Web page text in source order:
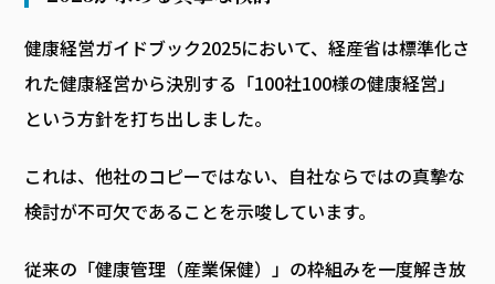
健康経営ガイドブック2025において、経産省は標準化さ
れた健康経営から決別する「100社100様の健康経営」
という方針を打ち出しました。
これは、他社のコピーではない、自社ならではの真摯な
検討が不可欠であることを示唆しています。
従来の「健康管理（産業保健）」の枠組みを一度解き放